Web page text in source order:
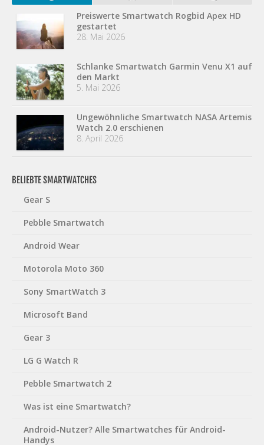
Preiswerte Smartwatch Rogbid Apex HD
gestartet
28. Mai 2026
Schlanke Smartwatch Garmin Venu X1 auf
den Markt
5. Mai 2026
Ungewöhnliche Smartwatch NASA Artemis
Watch 2.0 erschienen
8. April 2026
BELIEBTE SMARTWATCHES
Gear S
Pebble Smartwatch
Android Wear
Motorola Moto 360
Sony SmartWatch 3
Microsoft Band
Gear 3
LG G Watch R
Pebble Smartwatch 2
Was ist eine Smartwatch?
Android-Nutzer? Alle Smartwatches für Android-
Handys